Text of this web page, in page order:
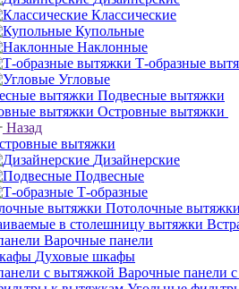
Классические
Купольные
Наклонные
Т-образные
Угловые
Подвесные вытяжки
Островные вытяжки
Назад
вытяжки
Дизайнерские
Подвесные
Т-образные
Потолочные вытяжки
Варочные панели
Духовые шкафы
Варочные панели